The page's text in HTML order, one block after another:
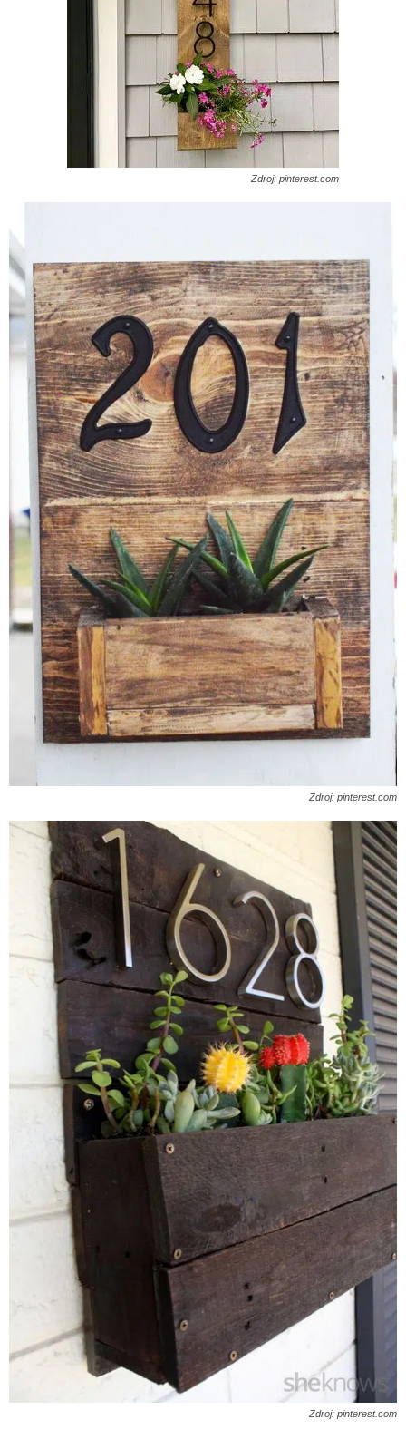
Zdroj: pinterest.com
Zdroj: pinterest.com
Zdroj: pinterest.com